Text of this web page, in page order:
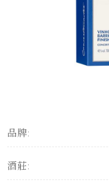
品牌:
酒莊: